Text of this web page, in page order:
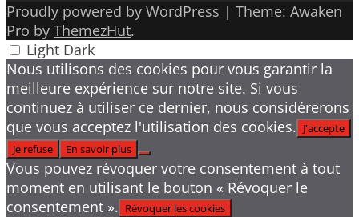
Proudly powered by WordPress | Theme: Awaken
Pro by ThemezHut.
Light Dark
Nous utilisons des cookies pour vous garantir la
meilleure expérience sur notre site. Si vous
continuez à utiliser ce dernier, nous considérerons
que vous acceptez l'utilisation des cookies. J'accepte
Je refuse
En savoir plus
Vous pouvez révoquer votre consentement à tout
moment en utilisant le bouton « Révoquer le
consentement ». Révoquer les cookies